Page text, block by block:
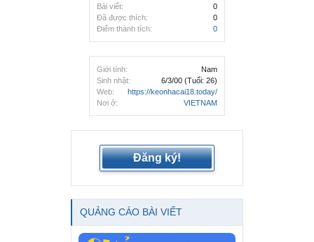
Bài viết:
0
Đã được thích:
0
Điểm thành tích:
0
Giới tính:
Nam
Sinh nhật:
6/3/00 (Tuổi: 26)
Web:
https://keonhacai18.today/
Nơi ở:
VIETNAM
Đăng ký!
QUẢNG CÁO BÀI VIẾT